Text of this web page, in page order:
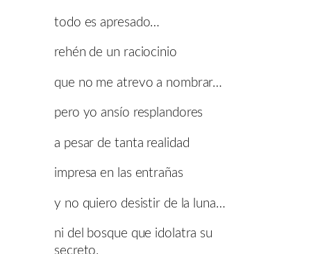
todo es apresado…
rehén de un raciocinio
que no me atrevo a nombrar…
pero yo ansío resplandores
a pesar de tanta realidad
impresa en las entrañas
y no quiero desistir de la luna…
ni del bosque que idolatra su
secreto.